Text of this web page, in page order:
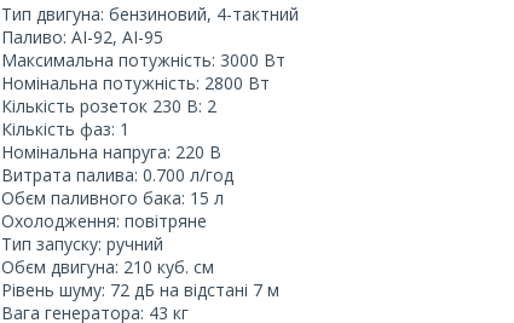
Тип двигуна: бензиновий, 4-тактний
Паливо: АІ-92, АІ-95
Максимальна потужність: 3000 Вт
Номінальна потужність: 2800 Вт
Кількість розеток 230 В: 2
Кількість фаз: 1
Номінальна напруга: 220 В
Витрата палива: 0.700 л/год
Обєм паливного бака: 15 л
Охолодження: повітряне
Тип запуску: ручний
Обєм двигуна: 210 куб. см
Рівень шуму: 72 дБ на відстані 7 м
Вага генератора: 43 кг